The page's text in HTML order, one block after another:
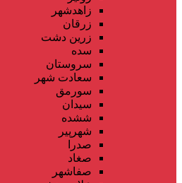
زاهدشهر
زرقان
زرین دشت
سده
سروستان
سعادت شهر
سورمق
سیدان
ششده
شهرپیر
صدرا
صغاد
صفاشهر